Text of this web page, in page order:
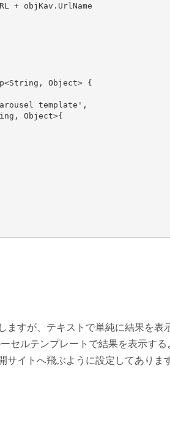
+ objKav.UrlName
Object> {
template',
Object>{
ますが、テキストで単純に結果を表
セルテンプレートで結果を表示する
イトへ飛ぶように設定してありま